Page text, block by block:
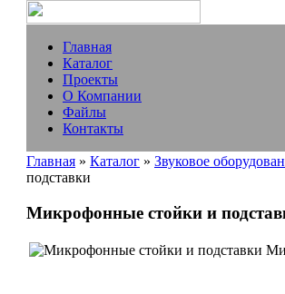
Главная
Каталог
Проекты
О Компании
Файлы
Контакты
Главная » Каталог » Звуковое
подставки
Микрофонные стойки и